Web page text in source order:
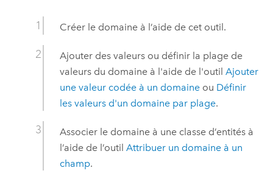
Créer le domaine à l’aide de cet outil.
Ajouter des valeurs ou définir la plage de
valeurs du domaine à l'aide de l'outilAjouter
une valeur codée à un domaine ou Définir
les valeurs d'un domaine par plage.
Associer le domaine à une classe d’entités à
l’aide de l’outilAttribuer un domaine à un
champ.